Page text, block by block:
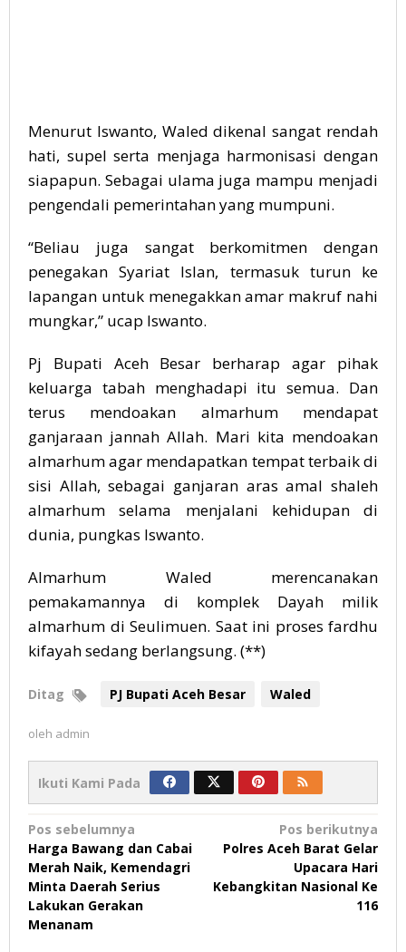
Menurut Iswanto, Waled dikenal sangat rendah
hati, supel serta menjaga harmonisasi dengan
siapapun. Sebagai ulama juga mampu menjadi
pengendali pemerintahan yang mumpuni.
“Beliau juga sangat berkomitmen dengan
penegakan Syariat Islan, termasuk turun ke
lapangan untuk menegakkan amar makruf nahi
mungkar,” ucap Iswanto.
Pj Bupati Aceh Besar berharap agar pihak
keluarga tabah menghadapi itu semua. Dan
terus mendoakan almarhum mendapat
ganjaraan jannah Allah. Mari kita mendoakan
almarhum agar mendapatkan tempat terbaik di
sisi Allah, sebagai ganjaran aras amal shaleh
almarhum selama menjalani kehidupan di
dunia, pungkas Iswanto.
Almarhum Waled merencanakan
pemakamannya di komplek Dayah milik
almarhum di Seulimuen. Saat ini proses fardhu
kifayah sedang berlangsung. (**)
Ditag PJ Bupati Aceh Besar Waled
oleh admin
Ikuti Kami Pada
Navigasi
pos
Pos sebelumnya
Harga Bawang dan Cabai
Merah Naik, Kemendagri
Minta Daerah Serius
Lakukan Gerakan
Menanam
Pos berikutnya
Polres Aceh Barat Gelar
Upacara Hari
Kebangkitan Nasional Ke
116